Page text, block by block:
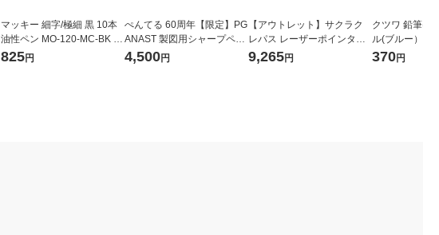
マッキー 細字/極細 黒 10本
油性ペン MO-120-MC-BK ゼ
ブラ
825円
ぺんてる 60周年【限定】PG
ANAST 製図用シャープペン
シル 3本 1セット
4,500円
【アウトレット】サクラク
レパス レーザーポインター
RX-10GSN 緑色レーザー ペ
9,265円
クツワ 鉛筆け
ル(ブルー）
370円